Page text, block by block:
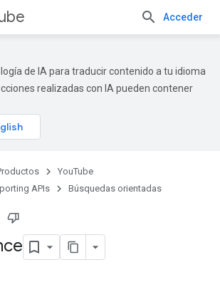
Acceder
de IA para traducir contenido a tu idioma
realizadas con IA pueden contener
YouTube
APIs
Búsquedas orientadas